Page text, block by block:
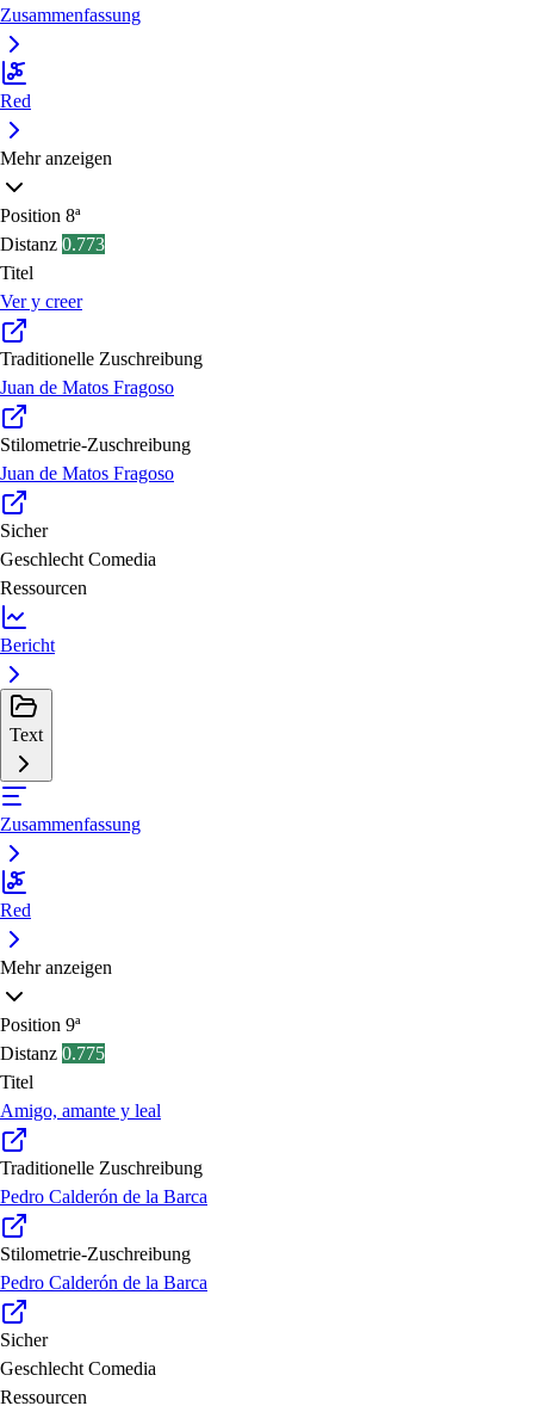
Zusammenfassung
Red
Mehr anzeigen
Position 8ª
Distanz 0.773
Titel
Ver y creer
Traditionelle Zuschreibung
Juan de Matos Fragoso
Stilometrie-Zuschreibung
Juan de Matos Fragoso
Sicher
Geschlecht Comedia
Ressourcen
Bericht
Text
Zusammenfassung
Red
Mehr anzeigen
Position 9ª
Distanz 0.775
Titel
Amigo, amante y leal
Traditionelle Zuschreibung
Pedro Calderón de la Barca
Stilometrie-Zuschreibung
Pedro Calderón de la Barca
Sicher
Geschlecht Comedia
Ressourcen